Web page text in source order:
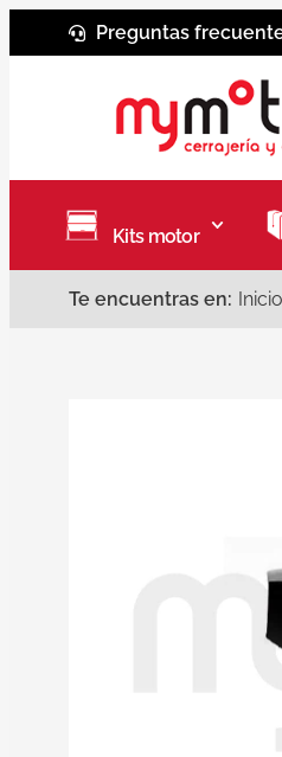
Preguntas
Kits motor
Te encuentras en: Inicio